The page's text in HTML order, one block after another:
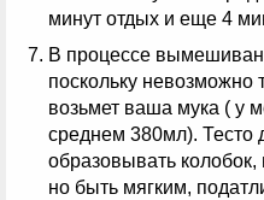
минут отдых и еще 4
В процессе
поскольку невозможно
возьмет ваша мука ( у
среднем 380мл).
образовывать
но быть мягким,